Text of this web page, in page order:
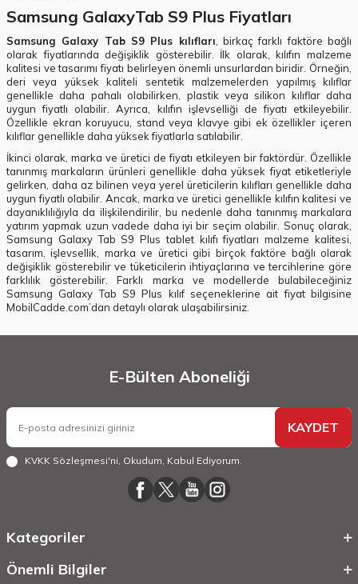
Samsung GalaxyTab S9 Plus Fiyatları
Samsung Galaxy Tab S9 Plus kılıfları, birkaç farklı faktöre bağlı
olarak fiyatlarında değişiklik gösterebilir. İlk olarak, kılıfın malzeme
kalitesi ve tasarımı fiyatı belirleyen önemli unsurlardan biridir. Örneğin,
deri veya yüksek kaliteli sentetik malzemelerden yapılmış kılıflar
genellikle daha pahalı olabilirken, plastik veya silikon kılıflar daha
uygun fiyatlı olabilir. Ayrıca, kılıfın işlevselliği de fiyatı etkileyebilir.
Özellikle ekran koruyucu, stand veya klavye gibi ek özellikler içeren
kılıflar genellikle daha yüksek fiyatlarla satılabilir.
İkinci olarak, marka ve üretici de fiyatı etkileyen bir faktördür. Özellikle
tanınmış markaların ürünleri genellikle daha yüksek fiyat etiketleriyle
gelirken, daha az bilinen veya yerel üreticilerin kılıfları genellikle daha
uygun fiyatlı olabilir. Ancak, marka ve üretici genellikle kılıfın kalitesi ve
dayanıklılığıyla da ilişkilendirilir, bu nedenle daha tanınmış markalara
yatırım yapmak uzun vadede daha iyi bir seçim olabilir. Sonuç olarak,
Samsung Galaxy Tab S9 Plus tablet kılıfı fiyatları malzeme kalitesi,
tasarım, işlevsellik, marka ve üretici gibi birçok faktöre bağlı olarak
değişiklik gösterebilir ve tüketicilerin ihtiyaçlarına ve tercihlerine göre
farklılık gösterebilir. Farklı marka ve modellerde bulabileceğiniz
Samsung Galaxy Tab S9 Plus kılıf seçeneklerine ait fiyat bilgisine
MobilCadde.com’dan detaylı olarak ulaşabilirsiniz.
E-Bülten Aboneliği
KAYDET
KVKK Sözleşmesi'ni, Okudum, Kabul Ediyorum.
Kategoriler
Önemli Bilgiler